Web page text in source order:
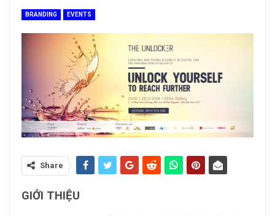
BRANDING EVENTS
Share
GIỚI THIỆU